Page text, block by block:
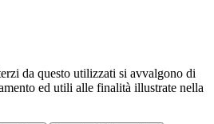
da questo utilizzati si avvalgono di
ed utili alle finalità illustrate nella